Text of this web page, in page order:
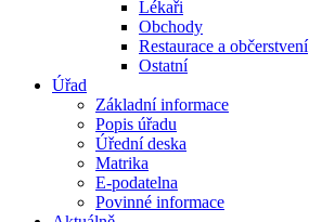
Lékaři
Obchody
Restaurace a občerstvení
Ostatní
Úřad
Základní informace
Popis úřadu
Úřední deska
Matrika
E-podatelna
Povinné informace